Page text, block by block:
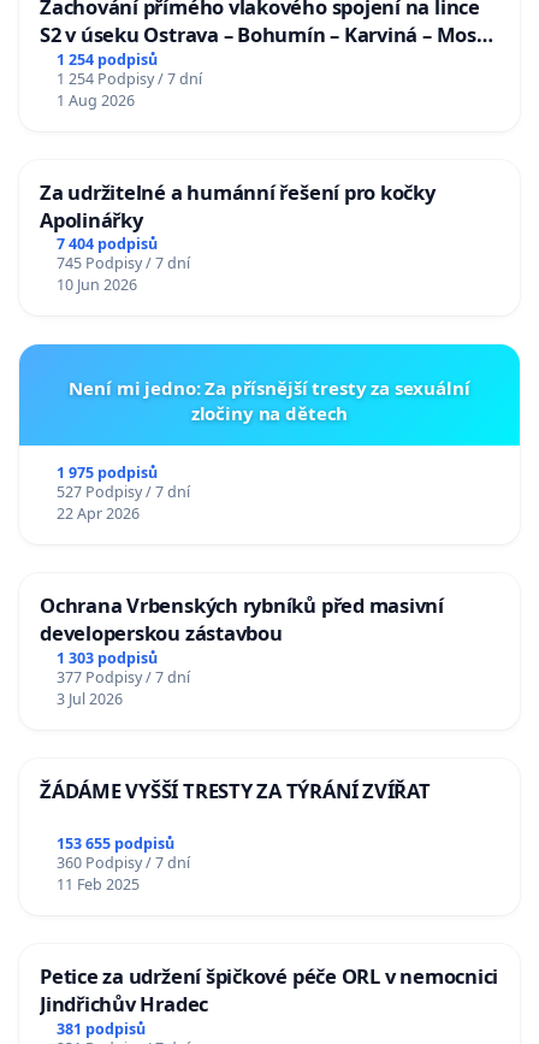
Zachování přímého vlakového spojení na lince
S2 v úseku Ostrava – Bohumín – Karviná – Mosty
u Jablunkova
1 254 podpisů
1 254 Podpisy / 7 dní
1 Aug 2026
Za udržitelné a humánní řešení pro kočky
Apolinářky
7 404 podpisů
745 Podpisy / 7 dní
10 Jun 2026
Není mi jedno: Za přísnější tresty za sexuální
zločiny na dětech
1 975 podpisů
527 Podpisy / 7 dní
22 Apr 2026
Ochrana Vrbenských rybníků před masivní
developerskou zástavbou
1 303 podpisů
377 Podpisy / 7 dní
3 Jul 2026
ŽÁDÁME VYŠŠÍ TRESTY ZA TÝRÁNÍ ZVÍŘAT
153 655 podpisů
360 Podpisy / 7 dní
11 Feb 2025
Petice za udržení špičkové péče ORL v nemocnici
Jindřichův Hradec
381 podpisů